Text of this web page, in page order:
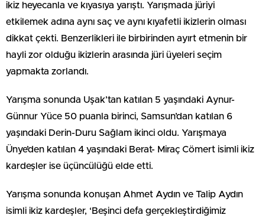
ikiz heyecanla ve kıyasıya yarıştı. Yarışmada jüriyi
etkilemek adına aynı saç ve aynı kıyafetli ikizlerin olması
dikkat çekti. Benzerlikleri ile birbirinden ayırt etmenin bir
hayli zor olduğu ikizlerin arasında jüri üyeleri seçim
yapmakta zorlandı.
Yarışma sonunda Uşak’tan katılan 5 yaşındaki Aynur-
Günnur Yüce 50 puanla birinci, Samsun’dan katılan 6
yaşındaki Derin-Duru Sağlam ikinci oldu. Yarışmaya
Ünye’den katılan 4 yaşındaki Berat- Miraç Cömert isimli ikiz
kardeşler ise üçüncülüğü elde etti.
Yarışma sonunda konuşan Ahmet Aydın ve Talip Aydın
isimli ikiz kardeşler, ‘Beşinci defa gerçekleştirdiğimiz